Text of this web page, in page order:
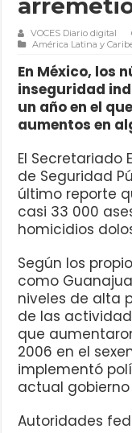
VOCES Diario digital
América Latina y
En México, los
inseguridad
un año en el
aumentos en
El Secretariado
de Seguridad
último reporte
casi 33 000
homicidios
Según los
como
niveles de alta
de las
que
2006 en el
implementó
actual
Autoridades